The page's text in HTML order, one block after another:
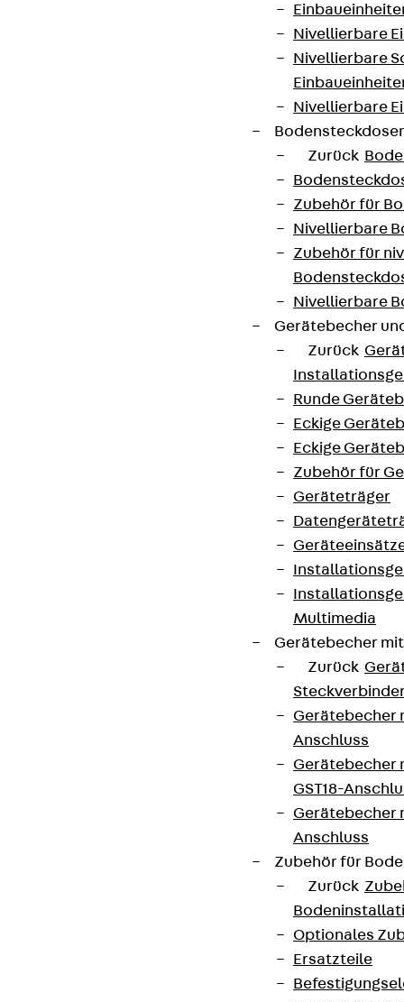
Nivellierbare
Nivellierbare
Nivellierbare
Zurück
Zubehör für
Nivellierbare
Zubehör für
Nivellierbare
Gerätebecher
Zurück
Runde
Eckige
Eckige
Zubehör für
Geräteträger
Multimedia
Gerätebecher
Zurück
Gerätebecher
Anschluss
Gerätebecher
GST18-
Gerätebecher
Anschluss
Zubehör für
Zurück
Optionales
Ersatzteile